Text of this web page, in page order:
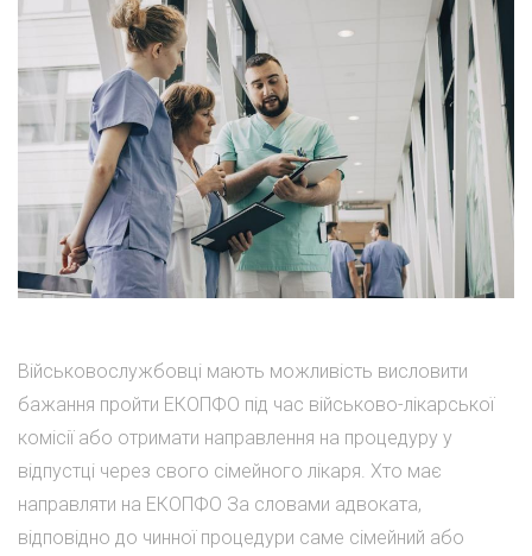
Військовослужбовці мають можливість висловити
бажання пройти ЕКОПФО під час військово-лікарської
комісії або отримати направлення на процедуру у
відпустці через свого сімейного лікаря. Хто має
направляти на ЕКОПФО За словами адвоката,
відповідно до чинної процедури саме сімейний або